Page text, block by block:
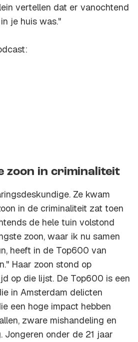
vertellen dat er vanochtend
je huis was."
zoon in criminaliteit
Ze kwam
in de criminaliteit zat toen
de hele tuin volstond
zoon, waar ik nu samen
heeft in de Top600 van
Haar zoon stond op
op die lijst. De Top600 is een
in Amsterdam delicten
een hoge impact hebben
zware mishandeling en
Jongeren onder de 21 jaar